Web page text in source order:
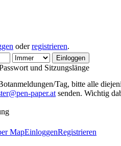
oderregistrieren.
und Sitzungslänge
Tag, bitte alle
paper.at senden. Wichtig
MapEinloggenRegistrieren